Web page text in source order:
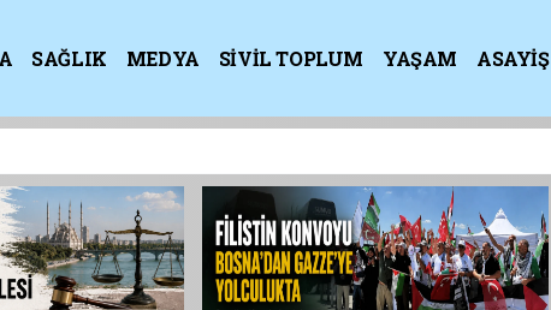
SAĞLIK MEDYA SİVİL TOPLUM YAŞAM
ASAYİŞ